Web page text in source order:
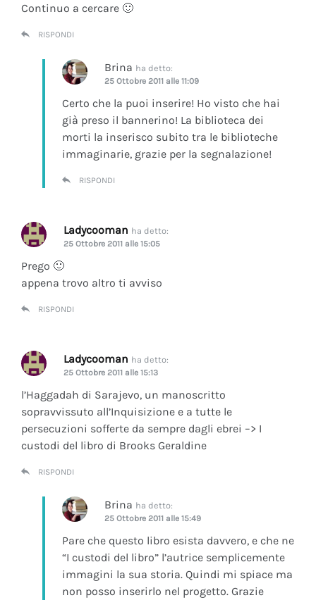
Continuo a cercare 🙂
RISPONDI
Brina ha detto:
25 Ottobre 2011 alle 11:09
Certo che la puoi inserire! Ho visto che hai
già preso il bannerino! La biblioteca dei
morti la inserisco subito tra le biblioteche
immaginarie, grazie per la segnalazione!
RISPONDI
Ladycooman ha detto:
25 Ottobre 2011 alle 15:05
Prego 🙂
appena trovo altro ti avviso
RISPONDI
Ladycooman ha detto:
25 Ottobre 2011 alle 15:13
l’Haggadah di Sarajevo, un manoscritto
sopravvissuto all’Inquisizione e a tutte le
persecuzioni sofferte da sempre dagli ebrei –> I
custodi del libro di Brooks Geraldine
RISPONDI
Brina ha detto:
25 Ottobre 2011 alle 15:49
Pare che questo libro esista davvero, e che ne
“I custodi del libro” l’autrice semplicemente
immagini la sua storia. Quindi mi spiace ma
non posso inserirlo nel progetto. Grazie